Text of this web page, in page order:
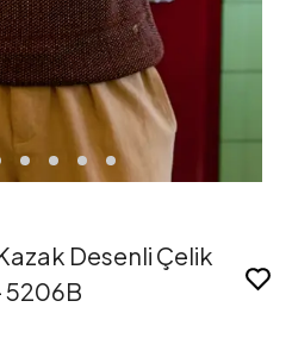
Desenli Çelik
5206B